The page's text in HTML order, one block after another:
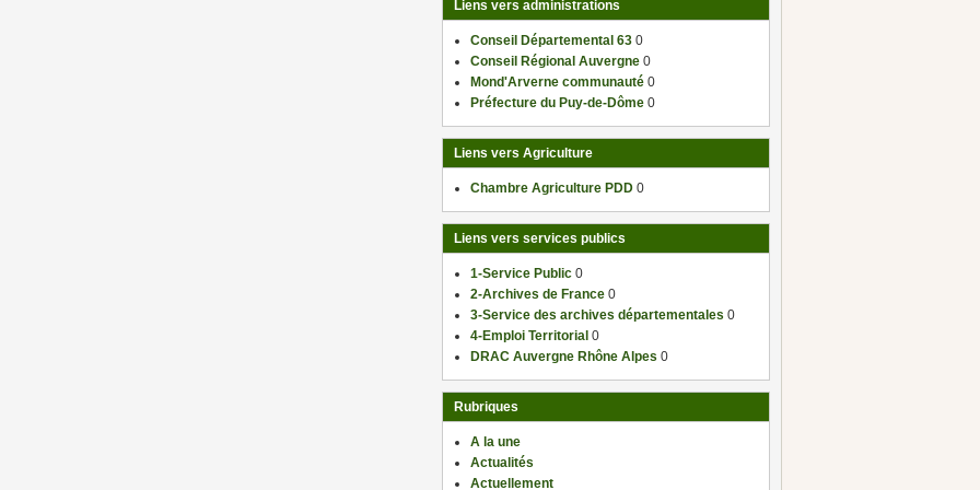
Liens vers administrations
Conseil Départemental 63 0
Conseil Régional Auvergne 0
Mond'Arverne communauté 0
Préfecture du Puy-de-Dôme 0
Liens vers Agriculture
Chambre Agriculture PDD 0
Liens vers services publics
1-Service Public 0
2-Archives de France 0
3-Service des archives départementales 0
4-Emploi Territorial 0
DRAC Auvergne Rhône Alpes 0
Rubriques
A la une
Actualités
Actuellement